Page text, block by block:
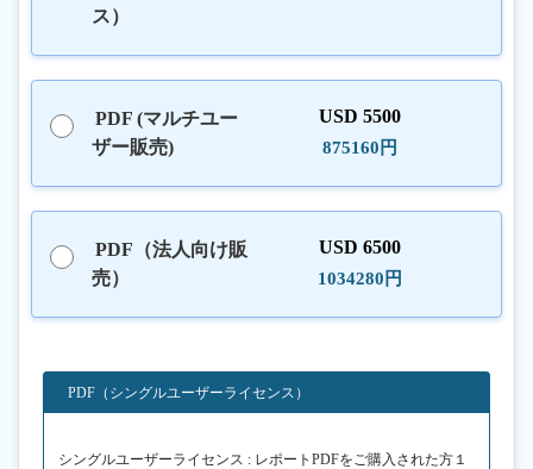
ス）
PDF (マルチユー
ザー販売)
USD 5500
875160円
PDF（法人向け販
売）
USD 6500
1034280円
PDF（シングルユーザーライセンス）
シングルユーザーライセンス : レポートPDFをご購入された方１